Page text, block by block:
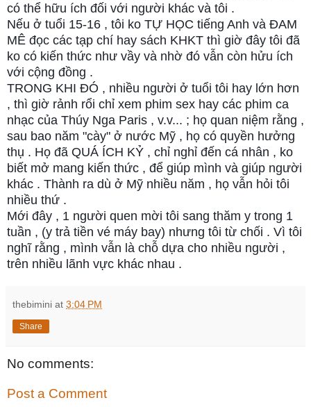
có thể hữu ích đối với người khác và tôi .
Nếu ở tuổi 15-16 , tôi ko TỰ HỌC tiếng Anh và ĐAM
MÊ đọc các tạp chí hay sách KHKT thì giờ đây tôi đã
ko có kiến thức như vầy và nhờ đó vẫn còn hửu ích
với cộng đồng .
TRONG KHI ĐÓ , nhiều người ở tuổi tôi hay lớn hơn
, thì giờ rảnh rổi chỉ xem phim sex hay các phim ca
nhạc của Thúy Nga Paris , v.v... ; họ quan niệm rằng ,
sau bao năm "cày" ở nước Mỹ , họ có quyền hưởng
thụ . Họ đã QUÁ ÍCH KỶ , chỉ nghỉ đến cá nhân , ko
biết mở mang kiến thức , để giúp mình và giúp người
khác . Thành ra dù ở Mỹ nhiều năm , họ vẫn hỏi tôi
nhiều thứ .
Mới đây , 1 người quen mời tôi sang thăm y trong 1
tuần , (y trả tiền vé máy bay) nhưng tôi từ chối . Vì tôi
nghĩ rằng , mình vẫn là chỗ dựa cho nhiều người ,
trên nhiều lãnh vực khác nhau .
thebimini at 3:04 PM
Share
No comments:
Post a Comment